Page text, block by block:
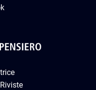
Riviste